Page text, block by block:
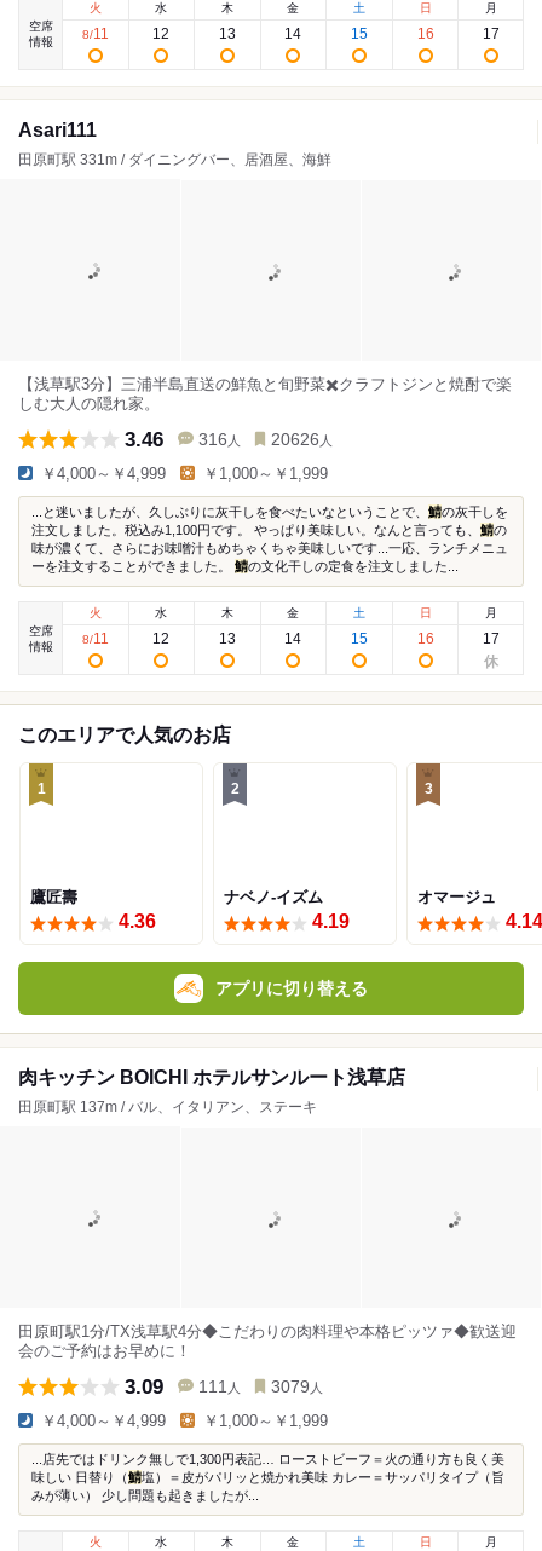
空席
情報
火
8/11
水
12
木
13
金
14
土
15
日
16
月
17
Asari111
田原町駅 331m / ダイニングバー、居酒屋、海鮮
【浅草駅3分】三浦半島直送の鮮魚と旬野菜✖️クラフトジンと焼酎で楽
しむ大人の隠れ家。
3.46 316 人 20626 人
￥4,000～￥4,999 ￥1,000～￥1,999
...と迷いましたが、久しぶりに灰干しを食べたいなということで、 鯖の灰干しを
注文しました。税込み1,100円です。 やっぱり美味しい。なんと言っても、 鯖の
味が濃くて、さらにお味噌汁もめちゃくちゃ美味しいです...一応、ランチメニュ
ーを注文することができました。 鯖の文化干しの定食を注文しました...
空席
情報
火
8/11
水
12
木
13
金
14
土
15
日
16
月
17
このエリアで人気のお店
1
鷹匠壽
4.36
2
ナベノ-イズム
4.19
3
オマージュ
4.14
アプリに切り替える
肉キッチン BOICHI ホテルサンルート浅草店
田原町駅 137m / バル、イタリアン、ステーキ
田原町駅1分/TX浅草駅4分◆こだわりの肉料理や本格ピッツァ◆歓送迎
会のご予約はお早めに！
3.09 111 人 3079 人
￥4,000～￥4,999 ￥1,000～￥1,999
...店先ではドリンク無しで1,300円表記… ローストビーフ＝火の通り方も良く美
味しい 日替り（鯖塩）＝皮がパリッと焼かれ美味 カレー＝サッパリタイプ（旨
みが薄い） 少し問題も起きましたが...
火
水 木 金 土 日 月